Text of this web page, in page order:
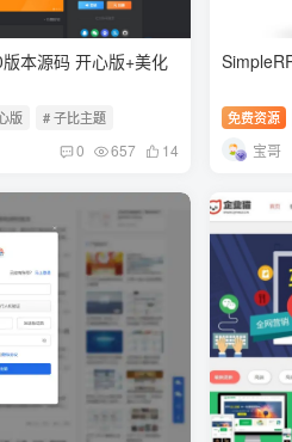
本源码 开心版+美化
版 # 子比主题
0 657 14
免费资源
宝哥